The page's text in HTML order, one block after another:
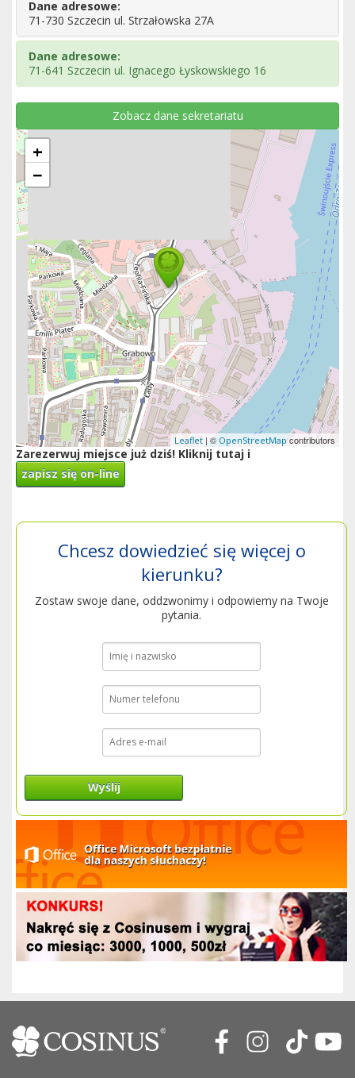
Dane adresowe:
71-730 Szczecin ul. Strzałowska 27A
Dane adresowe:
71-641 Szczecin ul. Ignacego Łyskowskiego 16
Zobacz dane sekretariatu
+
−
Leaflet | © OpenStreetMap contributors
Zarezerwuj miejsce już dziś! Kliknij tutaj i
zapisz się on-line
Chcesz dowiedzieć się więcej o
kierunku?
Zostaw swoje dane, oddzwonimy i odpowiemy na Twoje
pytania.
Wyślij